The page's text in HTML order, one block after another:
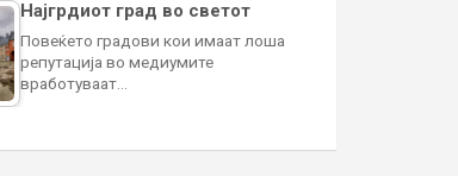
Најгрдиот град во светот
Повеќето градови кои имаат лоша
репутација во медиумите
вработуваат…